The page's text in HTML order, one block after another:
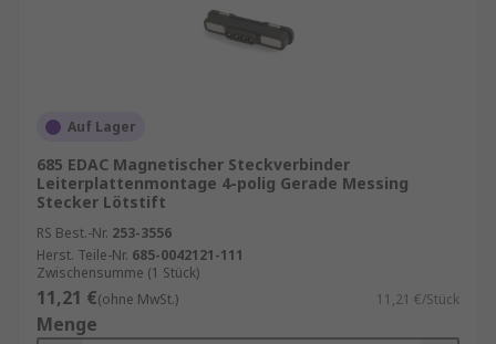
Auf Lager
685 EDAC Magnetischer Steckverbinder
Leiterplattenmontage 4-polig Gerade Messing
Stecker Lötstift
RS Best.-Nr. 253-3556
Herst. Teile-Nr. 685-0042121-111
Zwischensumme (1 Stück)
11,21 €(ohne MwSt.) 11,21 €/Stück
Menge